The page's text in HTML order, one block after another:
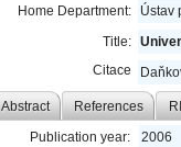
Home Department:
Ústav
Title:
Citace
Abstract References
Publication year: 2006